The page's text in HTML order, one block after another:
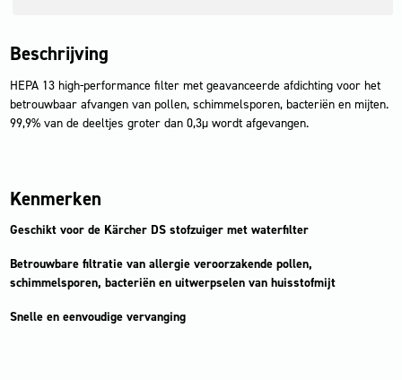
Beschrijving
HEPA 13 high-performance filter met geavanceerde afdichting voor het
betrouwbaar afvangen van pollen, schimmelsporen, bacteriën en mijten.
99,9% van de deeltjes groter dan 0,3µ wordt afgevangen.
Kenmerken
Geschikt voor de Kärcher DS stofzuiger met waterfilter
Betrouwbare filtratie van allergie veroorzakende pollen,
schimmelsporen, bacteriën en uitwerpselen van huisstofmijt
Snelle en eenvoudige vervanging